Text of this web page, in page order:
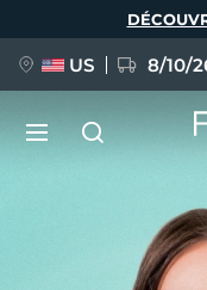
US 8/10/
BREAKING NEWS